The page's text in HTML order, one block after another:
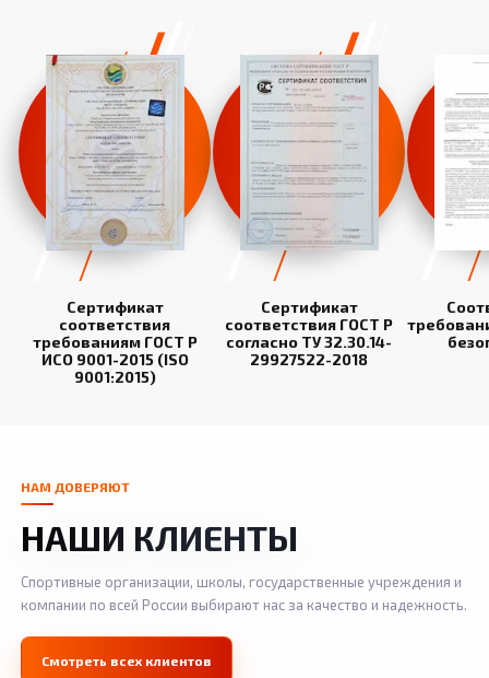
Сертификат
соответствия
требованиям ГОСТ Р
ИСО 9001-2015 (ISO
9001:2015)
Сертификат
соответствия ГОСТ Р
согласно ТУ 32.30.14-
29927522-2018
НАМ ДОВЕРЯЮТ
НАШИ КЛИЕНТЫ
Спортивные организации, школы, государственные учреждения и
компании по всей России выбирают нас за качество и надежность.
Смотреть всех клиентов